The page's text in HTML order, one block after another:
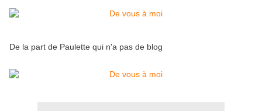
De la part de Paulette qui n'a pas de blog